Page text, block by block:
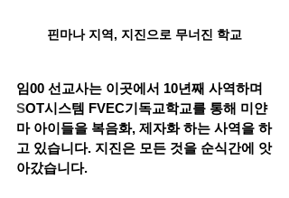
핀마나 지역, 지진으로 무너진 학교
임00 선교사는 이곳에서 10년째 사역하며
SOT시스템 FVEC기독교학교를 통해 미얀
마 아이들을 복음화, 제자화 하는 사역을 하
고 있습니다. 지진은 모든 것을 순식간에 앗
아갔습니다.